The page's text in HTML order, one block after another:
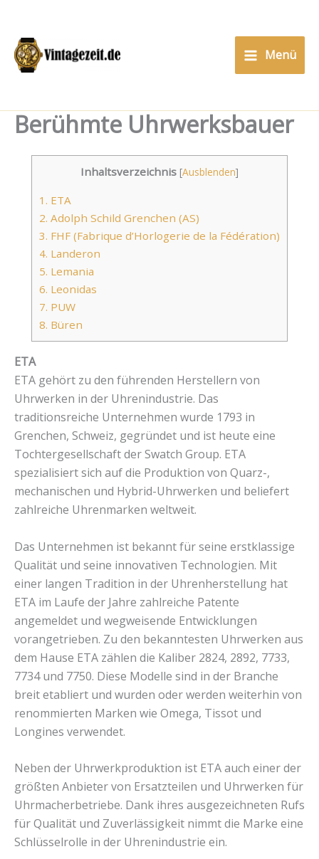
springen
Menü
Berühmte Uhrwerksbauer
Inhaltsverzeichnis [Ausblenden]
1. ETA
2. Adolph Schild Grenchen (AS)
3. FHF (Fabrique d’Horlogerie de la Fédération)
4. Landeron
5. Lemania
6. Leonidas
7. PUW
8. Büren
ETA
ETA gehört zu den führenden Herstellern von
Uhrwerken in der Uhrenindustrie. Das
traditionsreiche Unternehmen wurde 1793 in
Grenchen, Schweiz, gegründet und ist heute eine
Tochtergesellschaft der Swatch Group. ETA
spezialisiert sich auf die Produktion von Quarz-,
mechanischen und Hybrid-Uhrwerken und beliefert
zahlreiche Uhrenmarken weltweit.
Das Unternehmen ist bekannt für seine erstklassige
Qualität und seine innovativen Technologien. Mit
einer langen Tradition in der Uhrenherstellung hat
ETA im Laufe der Jahre zahlreiche Patente
angemeldet und wegweisende Entwicklungen
vorangetrieben. Zu den bekanntesten Uhrwerken aus
dem Hause ETA zählen die Kaliber 2824, 2892, 7733,
7734 und 7750. Diese Modelle sind in der Branche
breit etabliert und wurden oder werden weiterhin von
renommierten Marken wie Omega, Tissot und
Longines verwendet.
Neben der Uhrwerkproduktion ist ETA auch einer der
größten Anbieter von Ersatzteilen und Uhrwerken für
Uhrmacherbetriebe. Dank ihres ausgezeichneten Rufs
für Qualität und Zuverlässigkeit nimmt die Marke eine
Schlüsselrolle in der Uhrenindustrie ein.